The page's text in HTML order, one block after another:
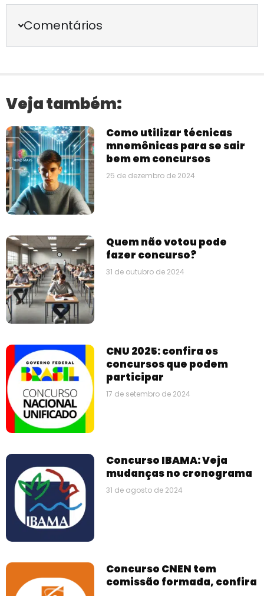
Comentários
Veja também:
Como utilizar técnicas
mnemônicas para se sair
bem em concursos
25 de dezembro de 2024
⁠Quem não votou pode
fazer concurso?
31 de outubro de 2024
CNU 2025: confira os
concursos que podem
participar
17 de setembro de 2024
Concurso IBAMA: Veja
mudanças no cronograma
31 de agosto de 2024
Concurso CNEN tem
comissão formada, confira